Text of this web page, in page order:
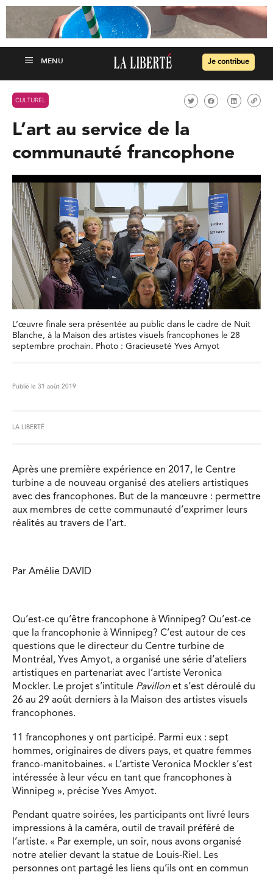
Je contribue
CULTUREL
L’art au service de la
communauté francophone
L’œuvre finale sera présentée au public dans le cadre de Nuit
Blanche, à la Maison des artistes visuels francophones le 28
septembre prochain. Photo : Gracieuseté Yves Amyot
Publié le 31 août 2019
LA LIBERTÉ
Après une première expérience en 2017, le Centre
turbine a de nouveau organisé des ateliers artistiques
avec des francophones. But de la manœuvre : permettre
aux membres de cette communauté d’exprimer leurs
réalités au travers de l’art.
Par Amélie DAVID
Qu’est-ce qu’être francophone à Winnipeg? Qu’est-ce
que la francophonie à Winnipeg? C’est autour de ces
questions que le directeur du Centre turbine de
Montréal, Yves Amyot, a organisé une série d’ateliers
artistiques en partenariat avec l’artiste Veronica
Mockler. Le projet s’intitule Pavillon et s’est déroulé du
26 au 29 août derniers à la Maison des artistes visuels
francophones.
11 francophones y ont participé. Parmi eux : sept
hommes, originaires de divers pays, et quatre femmes
franco-manitobaines. « L’artiste Veronica Mockler s’est
intéressée à leur vécu en tant que francophones à
Winnipeg », précise Yves Amyot.
Pendant quatre soirées, les participants ont livré leurs
impressions à la caméra, outil de travail préféré de
l’artiste. « Par exemple, un soir, nous avons organisé
notre atelier devant la statue de Louis-Riel. Les
personnes ont partagé les liens qu’ils ont en commun